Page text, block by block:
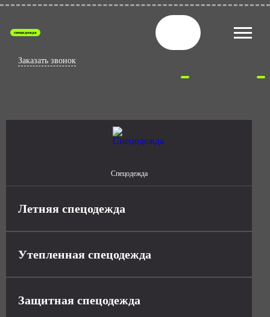
спецодежда
Заказать звонок
Спецодежда
Летняя спецодежда
Утепленная спецодежда
Защитная спецодежда